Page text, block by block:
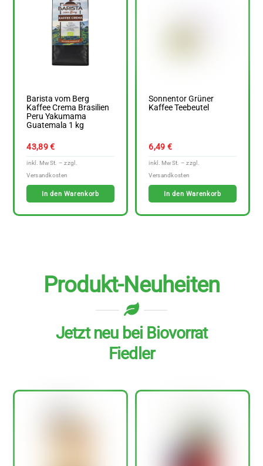
Barista vom Berg
Kaffee Crema Brasilien
Peru Yakumama
Guatemala 1 kg
43,89€
In den Warenkorb
Sonnentor Grüner
Kaffee Teebeutel
6,49 €
In den Warenkorb
Produkt-Neuheiten
Jetzt neu bei Biovorrat
Fiedler